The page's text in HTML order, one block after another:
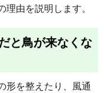
由を説明します。
と鳥が来なくな
形を整えたり、風通